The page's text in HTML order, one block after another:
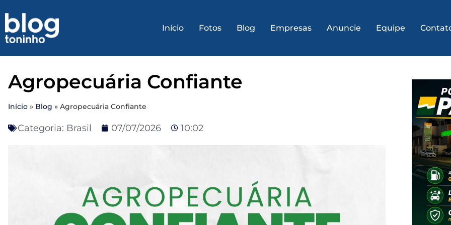
Início Fotos Blog Empresas Anuncie Equipe
Agropecuária Confiante
Início » Blog » Agropecuária Confiante
Categoria: Brasil 07/07/2026 10:02